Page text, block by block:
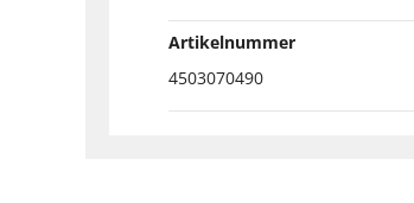
Artikelnummer
4503070490